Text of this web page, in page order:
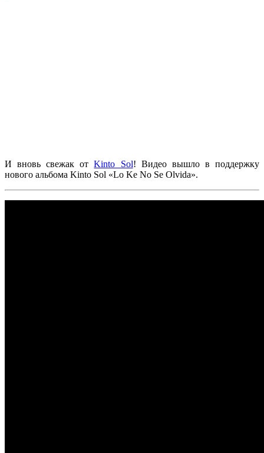
И вновь свежак отKinto Sol! Видео вышло в поддержку
нового альбома Kinto Sol «Lo Ke No Se Olvida».